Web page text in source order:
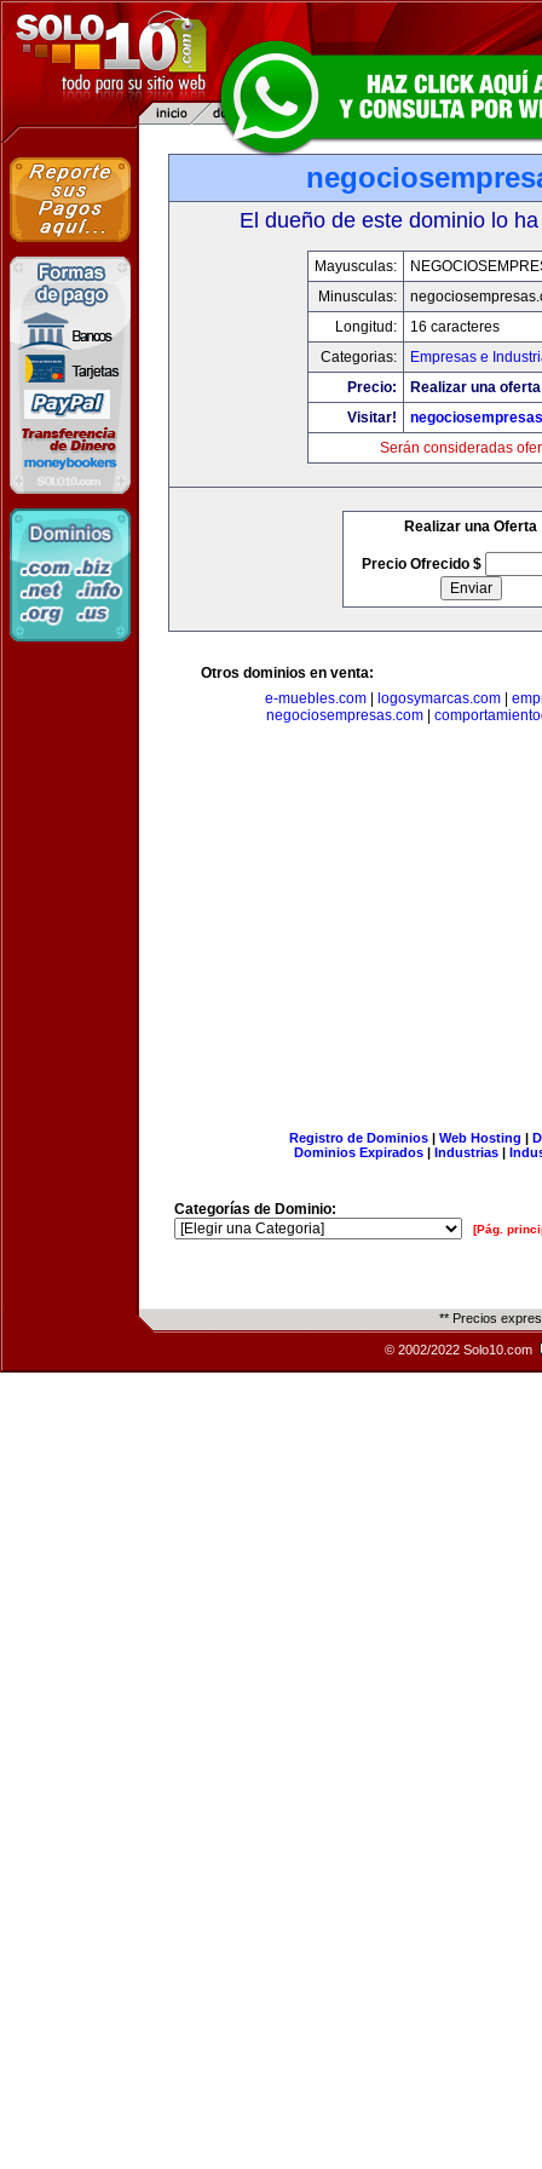
El dueño de este dominio lo
Mayusculas:
Minusculas:
Longitud:
16 caracteres
Categorias:
Empresas e
Precio:
Realizar una
Visitar!
Serán consideradas
Realizar una Oferta
Precio Ofrecido $
Otros dominios en venta:
e-muebles.com
logosymarcas.com
negociosempresas.com|
Registro de Dominios| Web Hosting |
Dominios Expirados | Industrias |
Categorías de Dominio:
[Pág.
** Precios
© 2002/2022 Solo10.com